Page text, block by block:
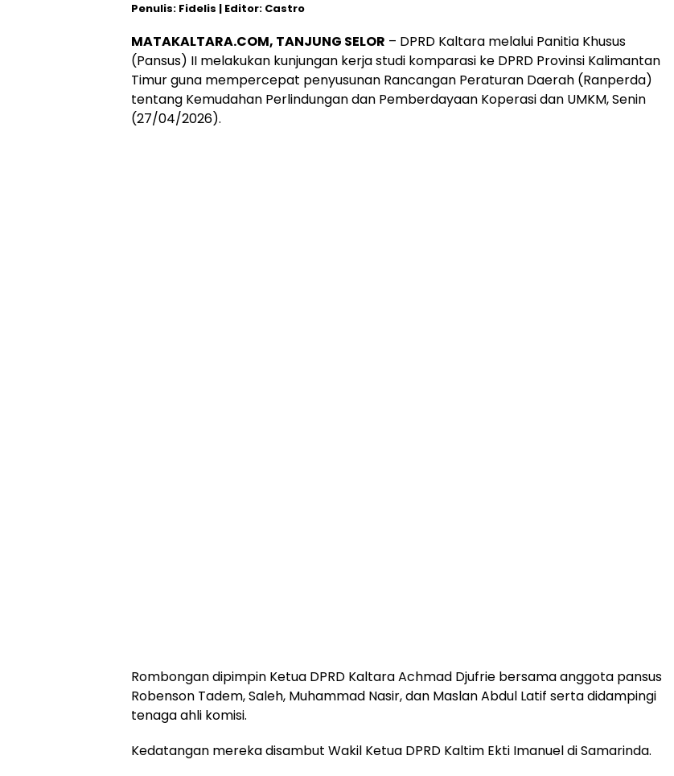
Penulis: Fidelis | Editor: Castro
MATAKALTARA.COM, TANJUNG SELOR – DPRD Kaltara melalui Panitia Khusus
(Pansus) II melakukan kunjungan kerja studi komparasi ke DPRD Provinsi Kalimantan
Timur guna mempercepat penyusunan Rancangan Peraturan Daerah (Ranperda)
tentang Kemudahan Perlindungan dan Pemberdayaan Koperasi dan UMKM, Senin
(27/04/2026).
Rombongan dipimpin Ketua DPRD Kaltara Achmad Djufrie bersama anggota pansus
Robenson Tadem, Saleh, Muhammad Nasir, dan Maslan Abdul Latif serta didampingi
tenaga ahli komisi.
Kedatangan mereka disambut Wakil Ketua DPRD Kaltim Ekti Imanuel di Samarinda.